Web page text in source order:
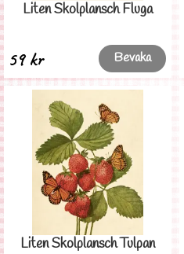
Liten Skolplansch Fluga
59 kr Bevaka
Liten Skolplansch Tulpan